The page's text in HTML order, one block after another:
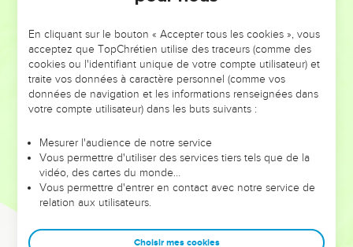
NE MANQUEZ PAS L’ÉVÉNEMENT
DE L’ANNÉE !
ET SI LEURS ERREURS POUVAIENT VOUS ÉVITER LES
VOTRES ?
leur foi ou leur vision. Mais on voit moins les doutes, les erreurs
et les saisons difficiles qu'ils ont traversés, alors même que ce
sont elles qui les ont façonnés.
Dans cette conférence, leaders, entrepreneurs, et responsables
clés pour avancer avec plus de sagesse afin que leurs erreurs
En cliquant sur le bouton « Accepter tous les cookies », vous
acceptez que TopChrétien utilise des traceurs (comme des
cookies ou l'identifiant unique de votre compte utilisateur) et
traite vos données à caractère personnel (comme vos
données de navigation et les informations renseignées dans
votre compte utilisateur) dans les buts suivants :
Mesurer l'audience de notre service
Vous permettre d'utiliser des services tiers tels que de la
vidéo, des cartes du monde…
Vous permettre d'entrer en contact avec notre service de
relation aux utilisateurs.
Choisir mes cookies